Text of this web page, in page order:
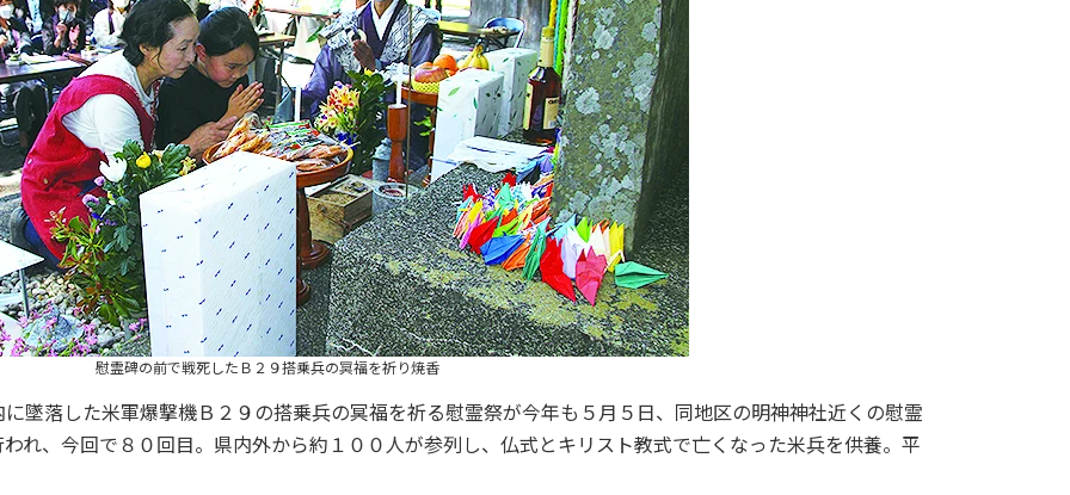
慰霊碑の前で戦死したＢ２９搭乗兵の冥福を祈り焼香
落した米軍爆撃機Ｂ２９の搭乗兵の冥福を祈る慰霊祭が今年も５月５日、同地区の明神神社近くの慰霊
れ、今回で８０回目。県内外から約１００人が参列し、仏式とキリスト教式で亡くなった米兵を供養。平